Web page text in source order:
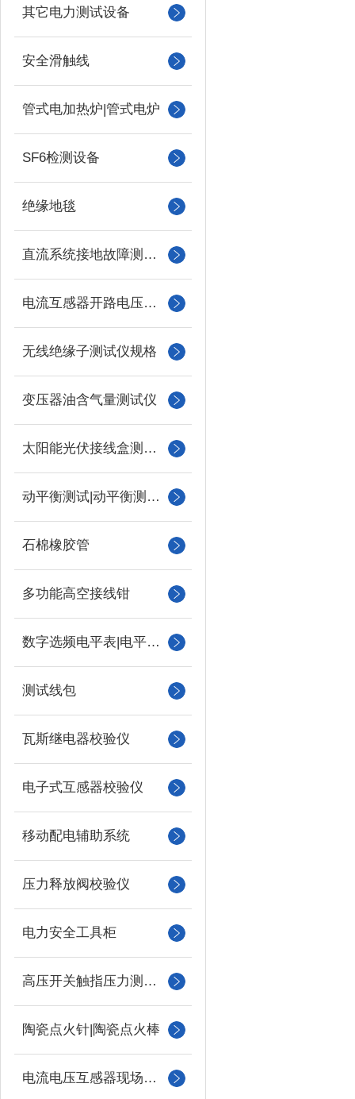
其它电力测试设备
安全滑触线
管式电加热炉|管式电炉
SF6检测设备
绝缘地毯
直流系统接地故障测试仪
电流互感器开路电压测试仪
无线绝缘子测试仪规格
变压器油含气量测试仪
太阳能光伏接线盒测试仪
动平衡测试|动平衡测量仪
石棉橡胶管
多功能高空接线钳
数字选频电平表|电平振荡器
测试线包
瓦斯继电器校验仪
电子式互感器校验仪
移动配电辅助系统
压力释放阀校验仪
电力安全工具柜
高压开关触指压力测试仪
陶瓷点火针|陶瓷点火棒
电流电压互感器现场校验仪